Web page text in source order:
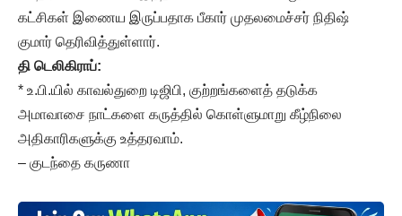
கட்சிகள் இணைய இருப்பதாக பீகார் முதலமைச்சர் நிதிஷ்
குமார் தெரிவித்துள்ளார்.
தி டெலிகிராப்:
* உ.பி.யில் காவல்துறை டிஜிபி, குற்றங்களைத் தடுக்க
அமாவாசை நாட்களை கருத்தில் கொள்ளுமாறு கீழ்நிலை
அதிகாரிகளுக்கு உத்தரவாம்.
– குடந்தை கருணா